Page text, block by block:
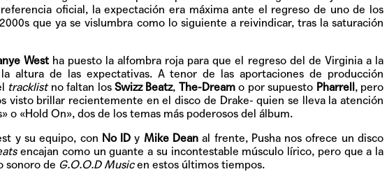
oficial, la expectación era máxima ante el regreso de uno de los
que ya se vislumbra como lo siguiente a reivindicar, tras la saturación
Westha puesto la alfombra roja para que el regreso del de Virginia a la
altura de las expectativas. A tenor de las aportaciones de producción
tracklistno faltan los Swizz Beatz, The-Dreamo por supuesto Pharrell, pero
visto brillar recientemente en el disco de Drake- quien se lleva la atención
o «Hold On», dos de los temas más poderosos del álbum.
y su equipo, con No ID y Mike Dean al frente, Pusha nos ofrece un disco
encajan como un guante a su incontestable músculo lírico, pero que a la
sonoro de G.O.O.D Musicen estos últimos tiempos.
Pop
Hablamos con Boza
sobre 'Bucle', el…